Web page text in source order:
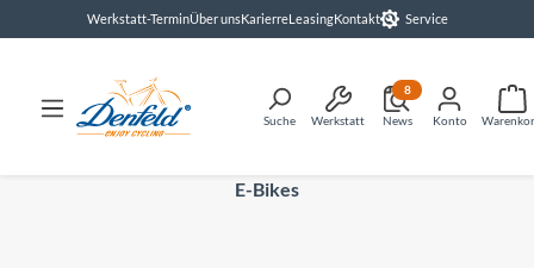
springenWerkstatt-TerminÜber unsKarierreLeasingKontakt Service
Suche Werkstatt News
8
Konto
E-Bikes